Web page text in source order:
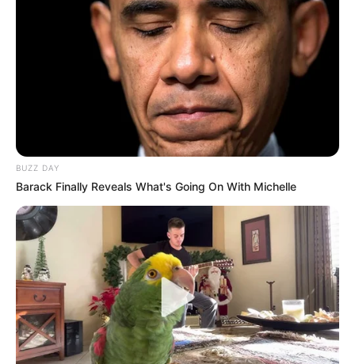
BUZZ DAY
Barack Finally Reveals What's Going On With Michelle